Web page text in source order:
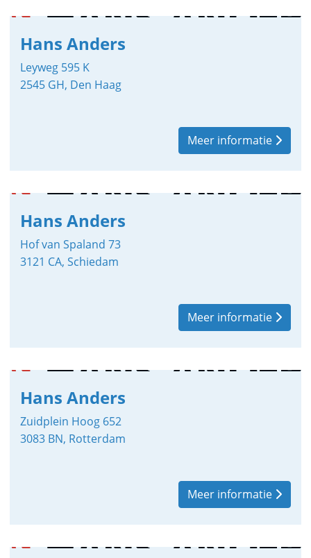
Hans Anders
Leyweg 595 K
2545 GH, Den Haag
Meer informatie
Hans Anders
Hof van Spaland 73
3121 CA, Schiedam
Meer informatie
Hans Anders
Zuidplein Hoog 652
3083 BN, Rotterdam
Meer informatie